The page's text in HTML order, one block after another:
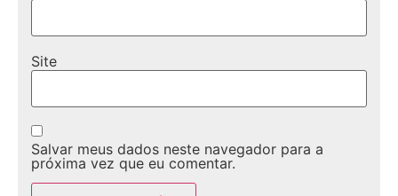
Site
Salvar meus dados neste navegador para a
próxima vez que eu comentar.